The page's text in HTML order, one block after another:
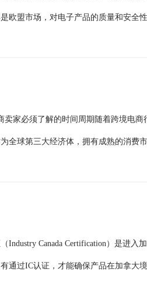
欧盟市场，对电子产品的质量和安全
卖家必须了解的时间周期随着跨境电
全球第三大经济体，拥有成熟的消费
Industry Canada Certification）是进入
通过IC认证，才能确保产品在加拿大